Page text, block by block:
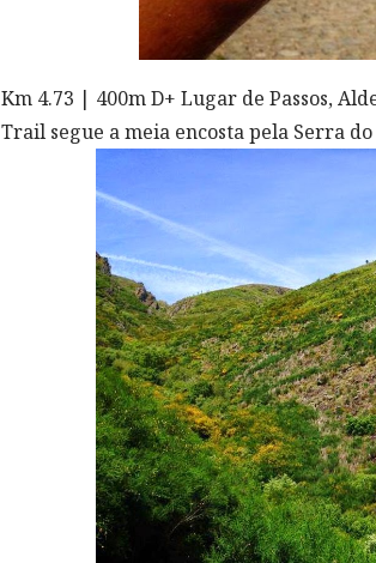
Km 4.73 | 400m D+ Lugar de Passos,
Trail segue a meia encosta pela Serra